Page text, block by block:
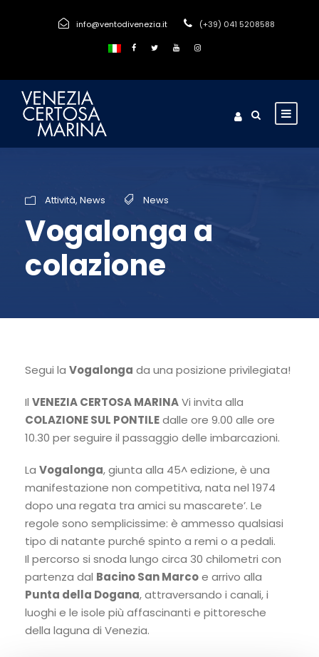
info@ventodivenezia.it (+39) 041 5208588
Attività, News News
Vogalonga a
colazione
Segui la Vogalonga da una posizione privilegiata!
Il VENEZIA CERTOSA MARINAVi invita alla
COLAZIONE SUL PONTILEdalle ore 9.00 alle ore
10.30 per seguire il passaggio delle imbarcazioni.
La Vogalonga, giunta alla 45^ edizione, è una
manifestazione non competitiva, nata nel 1974
dopo una regata tra amici su mascarete’. Le
regole sono semplicissime: è ammesso qualsiasi
tipo di natante purché spinto a remi o a pedali.
Il percorso si snoda lungo circa 30 chilometri con
partenza dal Bacino San Marcoe arrivo alla
Punta della Dogana, attraversando i canali, i
luoghi e le isole più affascinanti e pittoresche
della laguna di Venezia.